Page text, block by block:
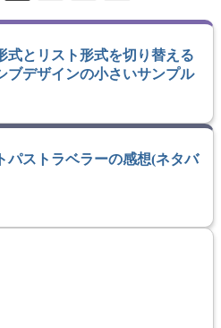
式とリスト形式を切り替える
ブデザインの小さいサンプル
パストラベラーの感想(ネタバ